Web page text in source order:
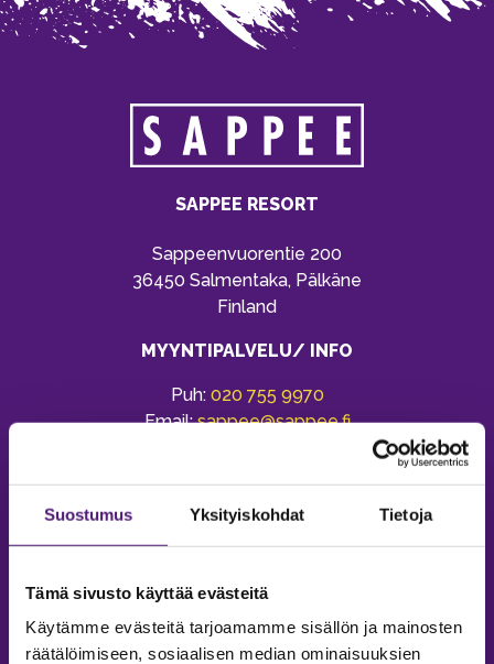
Suostumus Yksityiskohdat Tietoja
Tämä sivusto käyttää evästeitä
Käytämme evästeitä tarjoamamme sisällön ja mainosten
räätälöimiseen, sosiaalisen median ominaisuuksien
SAPPEE RESORT
Sappeenvuorentie 200
36450 Salmentaka, Pälkäne
Finland
MYYNTIPALVELU/ INFO
Puh: 020 755 9970
Email:sappee@sappee.fi